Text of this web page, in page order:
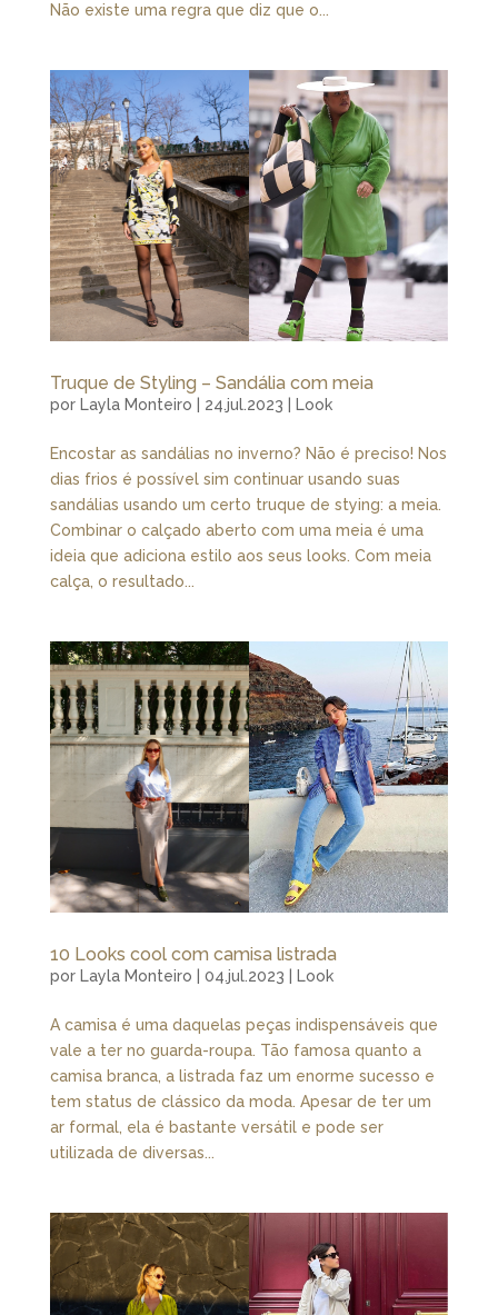
Não existe uma regra que diz que o...
Truque de Styling – Sandália com meia
por Layla Monteiro 24.jul.2023 Look
Encostar as sandálias no inverno? Não é preciso! Nos
dias frios é possível sim continuar usando suas
sandálias usando um certo truque de stying: a meia.
Combinar o calçado aberto com uma meia é uma
ideia que adiciona estilo aos seus looks. Com meia
calça, o resultado...
10 Looks cool com camisa listrada
por Layla Monteiro 04.jul.2023 Look
A camisa é uma daquelas peças indispensáveis que
vale a ter no guarda-roupa. Tão famosa quanto a
camisa branca, a listrada faz um enorme sucesso e
tem status de clássico da moda. Apesar de ter um
ar formal, ela é bastante versátil e pode ser
utilizada de diversas...